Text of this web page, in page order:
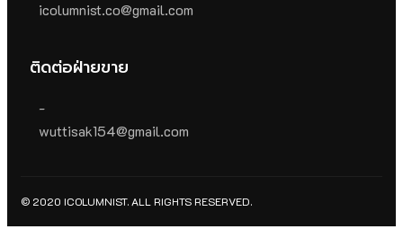
icolumnist.co@gmail.com
ติดต่อฝ่ายขาย
-
wuttisak154@gmail.com
© 2020 ICOLUMNIST. ALL RIGHTS RESERVED.